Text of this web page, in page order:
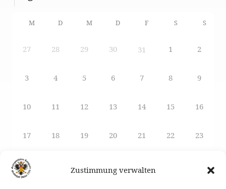
Zustimmung verwalten
M D M D F S S
27 28 29 30 31 1 2
3 4 5 6 7 8 9
10 11 12 13 14 15 16
17 18 19 20 21 22 23
24